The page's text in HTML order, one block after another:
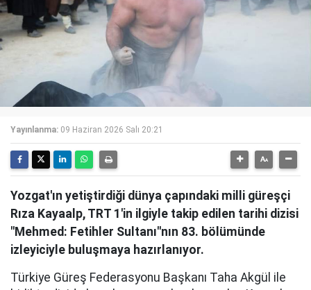
Yayınlanma: 09 Haziran 2026 Salı 20:21
Yozgat'ın yetiştirdiği dünya çapındaki milli güreşçi
Rıza Kayaalp, TRT 1'in ilgiyle takip edilen tarihi dizisi
"Mehmed: Fetihler Sultanı"nın 83. bölümünde
izleyiciyle buluşmaya hazırlanıyor.
Türkiye Güreş Federasyonu Başkanı Taha Akgül ile